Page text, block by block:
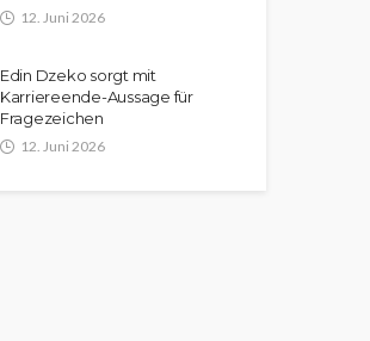
12. Juni 2026
Edin Dzeko sorgt mit
Karriereende-Aussage für
Fragezeichen
12. Juni 2026